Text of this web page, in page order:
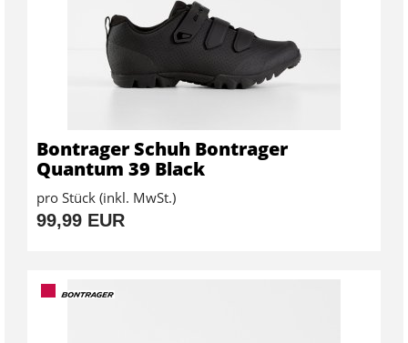
Bontrager Schuh Bontrager
Quantum 39 Black
pro Stück (inkl. MwSt.)
99,99 EUR